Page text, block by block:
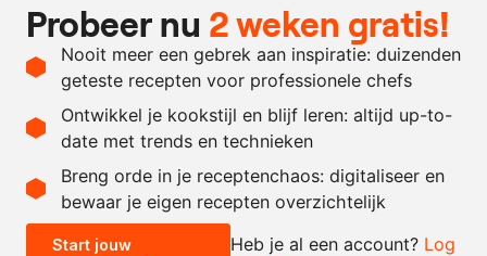
1.5
gram
saffraan
400
gram
roomkaas
Recept omrekenen
- +
Probeer nu 2 weken gratis!
Nooit meer een gebrek aan inspiratie: duizenden
geteste recepten voor professionele chefs
Ontwikkel je kookstijl en blijf leren: altijd up-to-
date met trends en technieken
Breng orde in je receptenchaos: digitaliseer en
bewaar je eigen recepten overzichtelijk
Start jouw
Heb je al een account? Log